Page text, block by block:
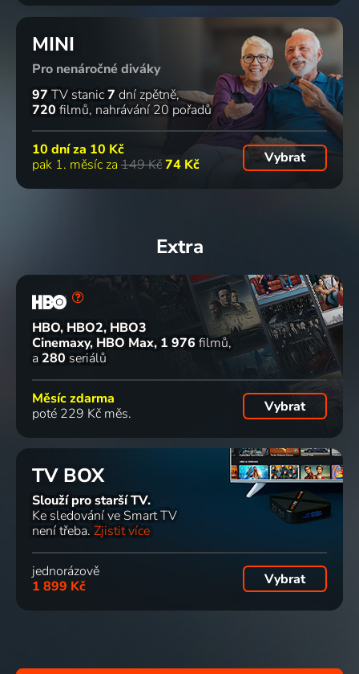
MINI
Pro nenáročné diváky
97 TV stanic7 dní zpětně
720 filmů nahrávání 20 pořadů
10 dní za 10 Kč
pak 1. měsíc za 149 Kč74 Kč Vybrat
Extra
HBO, HBO2, HBO3
Cinemaxy, HBO Max 1 976 filmů
a 280 seriálů
Měsíc zdarma
poté 229 Kč měs.
Vybrat
TV BOX
Slouží pro starší TV.
Ke sledování ve Smart TV
není třeba. Zjistit více
jednorázově
1 899 Kč
Vybrat